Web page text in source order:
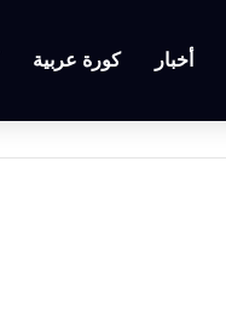
أخبار كورة عربية